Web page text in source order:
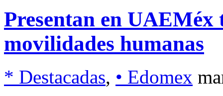
Presentan en UAEMéx
movilidades humanas
* Destacadas, • Edomex